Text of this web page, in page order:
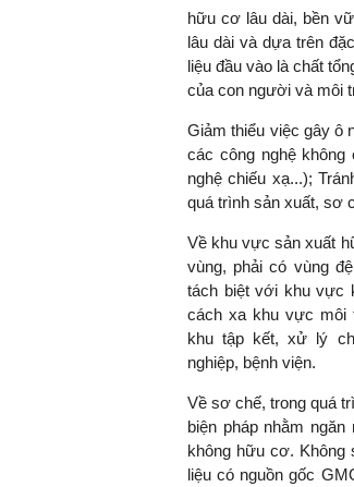
hữu cơ lâu dài, bền
lâu dài và dựa trên
liệu đầu vào là chất
của con người và môi
Giảm thiểu việc gây ô
các công nghệ
nghệ chiếu xạ...);
quá trình sản xuất, sơ
Về khu vực sản xuất
vùng, phải có vùng
tách biệt với khu vực
cách xa khu vực môi
khu tập kết, xử lý
nghiệp, bệnh viện.
Về sơ chế, trong quá
biện pháp nhằm
không hữu cơ. Không
liệu có nguồn gốc
Viện